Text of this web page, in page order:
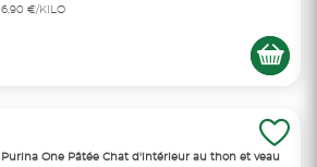
6,90 €/KILO
Purina One Pâtée Chat d'intérieur au thon et veau